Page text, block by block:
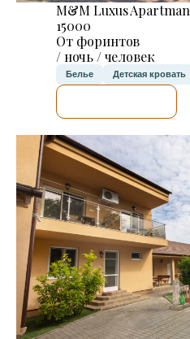
M&M Luxus Apartman
15000
От форинтов
/ ночь / человек
Белье Детская кровать